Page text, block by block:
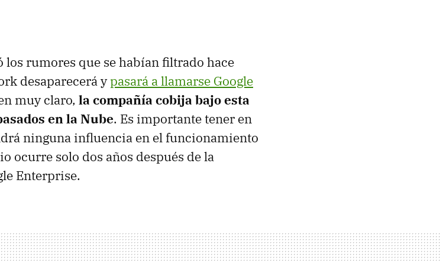
rumores que se habían filtrado hace
desaparecerá ypasará a llamarse Google
muy claro, la compañía cobija bajo esta
en la Nube. Es importante tener en
ninguna influencia en el funcionamiento
ocurre solo dos años después de la
Enterprise.